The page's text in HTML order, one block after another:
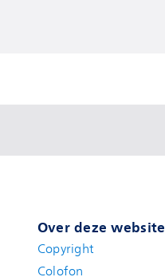
Over deze website
Copyright
Colofon